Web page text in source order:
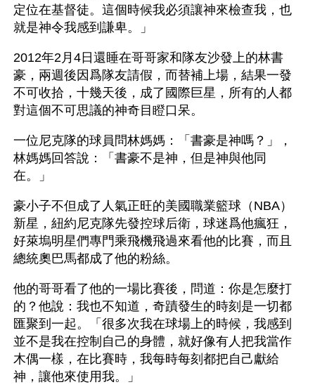
定位在基督徒。這個時候我必須讓神來檢查我，也
就是神令我感到謙卑。」
2012年2月4日還睡在哥哥家和隊友沙發上的林書
豪，兩週後因爲隊友請假，而替補上場，結果一發
不可收拾，十幾天後，成了國際巨星，所有的人都
對這個不可思議的神奇目瞪口呆。
一位尼克隊的球員問林媽媽：「書豪是神嗎？」，
林媽媽回答說：「書豪不是神，但是神與他同
在。」
豪小子不但成了人氣正旺的美國職業籃球（NBA）
新星，紐約尼克隊先發控球后衛，球迷爲他瘋狂，
好萊塢明星們專門乘飛機飛過來看他的比賽，而且
總統奧巴馬都成了他的粉絲。
他的哥哥看了他的一場比賽後，問道：你是怎麼打
的？他說：我也不知道，奇蹟發生的時刻是一切都
匯聚到一起。「很多次我在球場上的時候，我感到
並不是我在控制自己的身體，就好像有人把我當作
木偶一樣，在比賽時，我每時每刻都把自己獻給
神，讓他來使用我。」